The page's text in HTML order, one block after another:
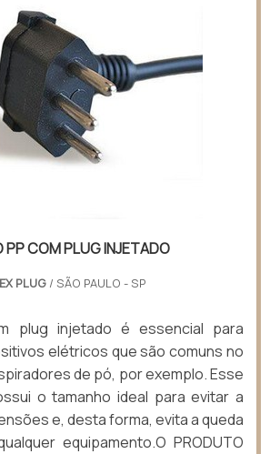
PP COM PLUG INJETADO
PLUG / SÃO PAULO - SP
plug injetado é essencial para
elétricos que são comuns no
de pó, por exemplo. Esse
o tamanho ideal para evitar a
e, desta forma, evita a queda
equipamento.O PRODUTO